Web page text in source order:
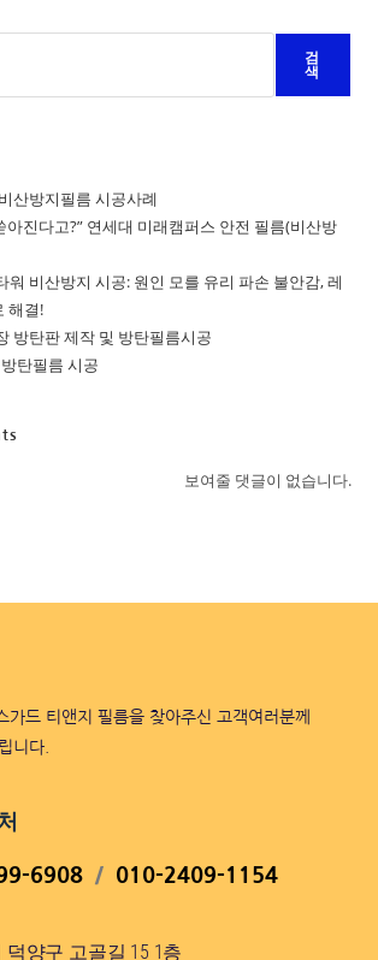
검
색
산방지필름 시공사례
아진다고?” 연세대 미래캠퍼스 안전 필름(비산방
워 비산방지 시공: 원인 모를 유리 파손 불안감, 레
해결!
방탄판 제작 및 방탄필름시공
탄필름 시공
보여줄 댓글이 없습니다.
가드 티앤지 필름을 찾아주신 고객여러분께
니다.
6908 / 010-2409-1154
양구 고골길 15 1층